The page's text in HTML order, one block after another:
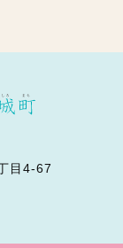
目4-67